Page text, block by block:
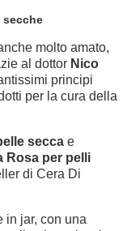
secche
molto amato,
al dottor Nico
principi
per la cura della
secca e
Rosa per pelli
di Cera Di
in jar, con una